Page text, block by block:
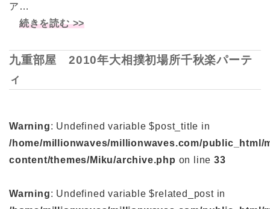
ア…
続きを読む >>
九重部屋 2010年大相撲初場所千秋楽パーテ
ィ
Warning: Undefined variable $post_title in
/home/millionwaves/millionwaves.com/public_html/
content/themes/Miku/archive.php on line33
Warning: Undefined variable $related_post in